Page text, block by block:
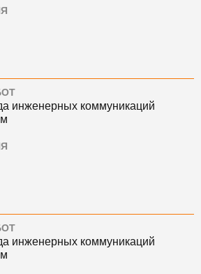
инженерных коммуникаций
инженерных коммуникаций